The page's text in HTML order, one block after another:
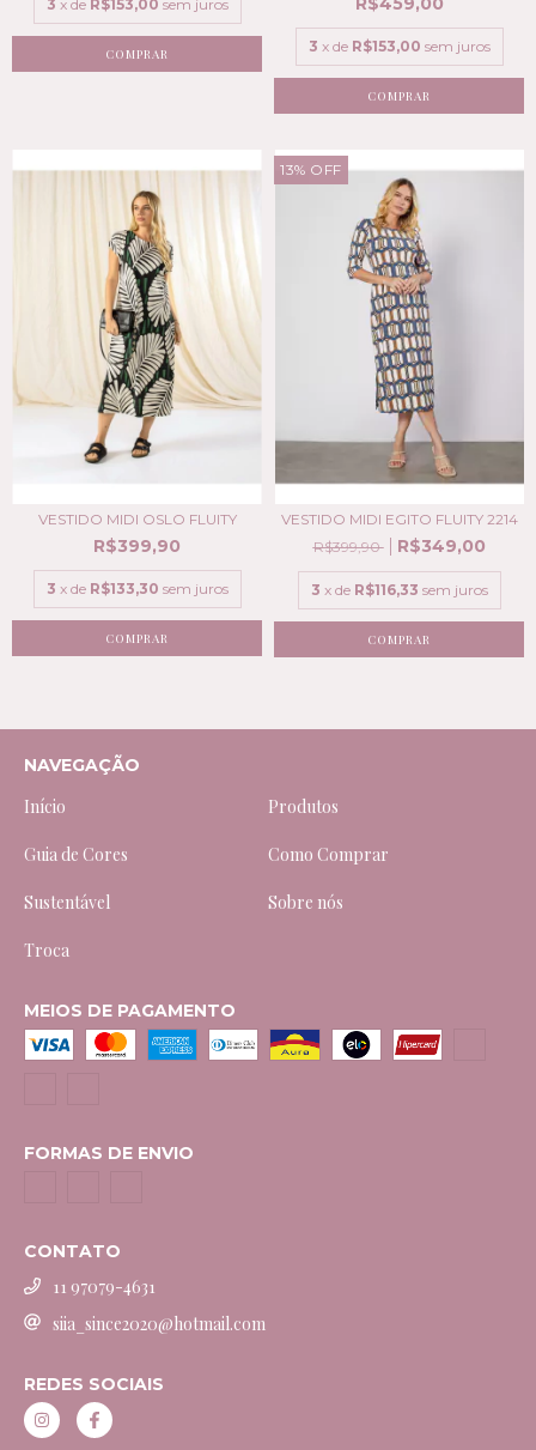
3 x de R$153,00 sem juros
COMPRAR 3 x de R$153,00 sem juros
COMPRAR
VESTIDO MIDI OSLO FLUITY
R$399,90
3 x de R$133,30 sem juros
COMPRAR
13% OFF
VESTIDO MIDI EGITO FLUITY 2214
R$399,90
R$349,00
3 x de R$116,33 sem juros
COMPRAR
NAVEGAÇÃO
Início Produtos
Guia de Cores Como Comprar
Sustentável Sobre nós
Troca
MEIOS DE PAGAMENTO
FORMAS DE ENVIO
CONTATO
11 97079-4631
siia_since2020@hotmail.com
REDES SOCIAIS